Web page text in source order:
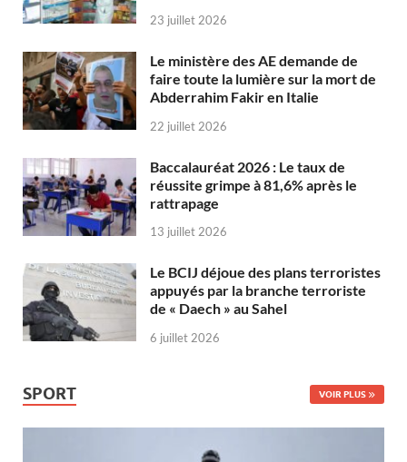
23 juillet 2026
Le ministère des AE demande de
faire toute la lumière sur la mort de
Abderrahim Fakir en Italie
22 juillet 2026
Baccalauréat 2026 : Le taux de
réussite grimpe à 81,6% après le
rattrapage
13 juillet 2026
Le BCIJ déjoue des plans terroristes
appuyés par la branche terroriste
de « Daech » au Sahel
6 juillet 2026
SPORT VOIR PLUS